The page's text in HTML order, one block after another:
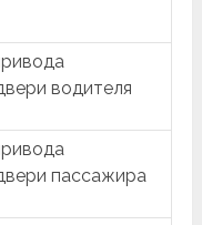
водителя
пассажира